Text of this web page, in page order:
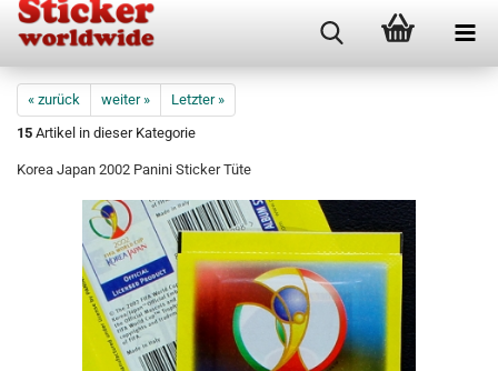
« zurück weiter »
Letzter »
15 Artikel in dieser Kategorie
Korea Japan 2002 Panini Sticker Tüte